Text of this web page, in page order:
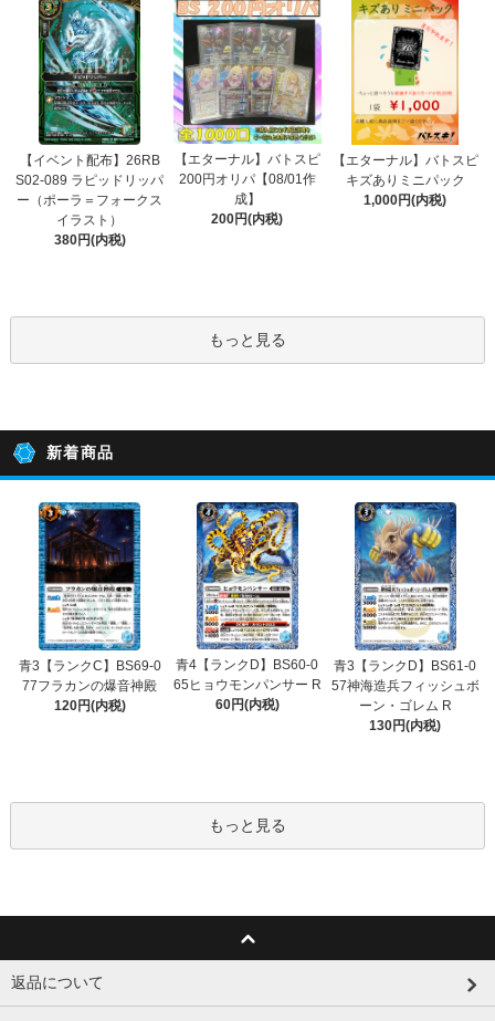
【イベント配布】26RB
S02-089 ラピッドリッパ
ー（ポーラ＝フォークス
イラスト）
380円(内税)
【エターナル】バトスピ
200円オリパ【08/01作
成】
200円(内税)
【エターナル】バトスピ
キズありミニパック
1,000円(内税)
もっと見る
新着商品
青3【ランクC】BS69-0
77フラカンの爆音神殿
120円(内税)
青4【ランクD】BS60-0
65ヒョウモンパンサー R
60円(内税)
青3【ランクD】BS61-0
57神海造兵フィッシュボ
ーン・ゴレム R
130円(内税)
もっと見る
返品について